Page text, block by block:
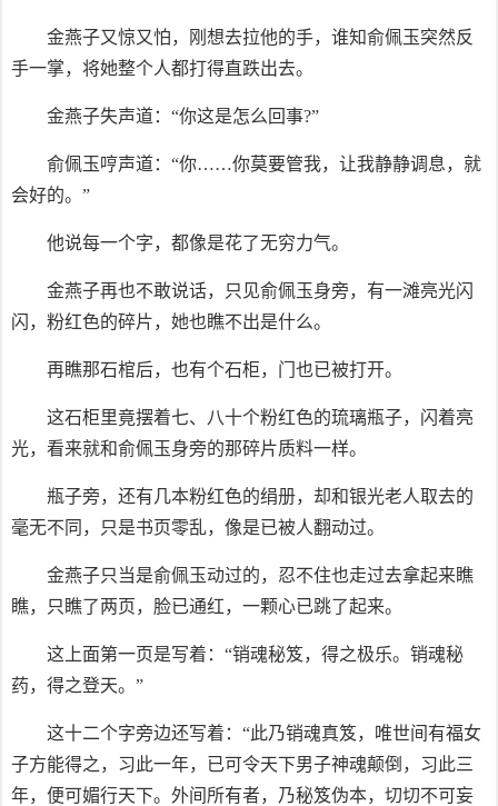
金燕子又惊又怕，刚想去拉他的手，谁知俞佩玉突然反
手一掌，将她整个人都打得直跌出去。
金燕子失声道：“你这是怎么回事?”
俞佩玉哼声道：“你……你莫要管我，让我静静调息，就
会好的。”
他说每一个字，都像是花了无穷力气。
金燕子再也不敢说话，只见俞佩玉身旁，有一滩亮光闪
闪，粉红色的碎片，她也瞧不出是什么。
再瞧那石棺后，也有个石柜，门也已被打开。
这石柜里竟摆着七、八十个粉红色的琉璃瓶子，闪着亮
光，看来就和俞佩玉身旁的那碎片质料一样。
瓶子旁，还有几本粉红色的绢册，却和银光老人取去的
毫无不同，只是书页零乱，像是已被人翻动过。
金燕子只当是俞佩玉动过的，忍不住也走过去拿起来瞧
瞧，只瞧了两页，脸已通红，一颗心已跳了起来。
这上面第一页是写着：“销魂秘笈，得之极乐。销魂秘
药，得之登天。”
这十二个字旁边还写着：“此乃销魂真笈，唯世间有福女
子方能得之，习此一年，已可令天下男子神魂颠倒，习此三
年，便可媚行天下。外间所有者，乃秘笈伪本，切切不可妄